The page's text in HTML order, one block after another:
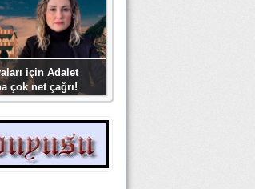
için Adalet
çok net çağrı!